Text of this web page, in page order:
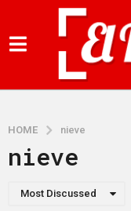
HOME nieve
nieve
Most Discussed